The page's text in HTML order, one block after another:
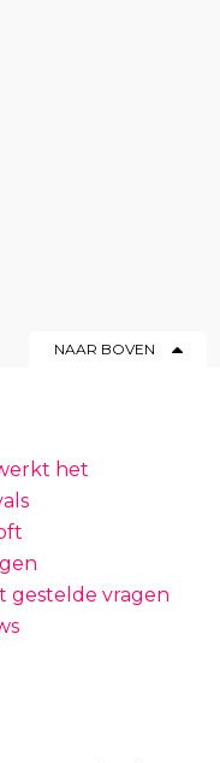
NAAR BOVEN
het
gestelde vragen